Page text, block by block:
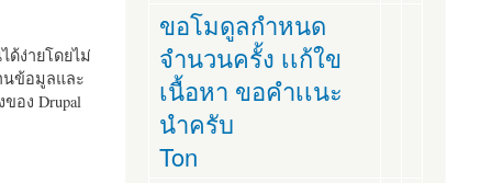
ด้ง่ายโดยไม่
นข้อมูลและ
อง Drupal
ขอโมดูลกำหนด
จำนวนครั้ง เเก้ใข
เนื้อหา ขอคำเเนะ
นำครับ
Ton